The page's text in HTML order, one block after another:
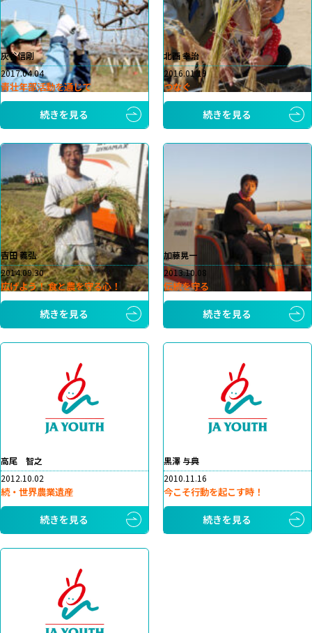
灰谷信剛
2017.04.04
青壮年部活動を通じて
続きを見る
北西 幸治
2016.01.19
つなぐ
続きを見る
吉田 義弘
2014.09.30
広げよう！ 食と農を守る心！
続きを見る
加藤晃一
2013.10.08
伝統を守る
続きを見る
高尾 智之
2012.10.02
続・世界農業遺産
続きを見る
黒澤 与典
2010.11.16
今こそ行動を起こす時！
続きを見る